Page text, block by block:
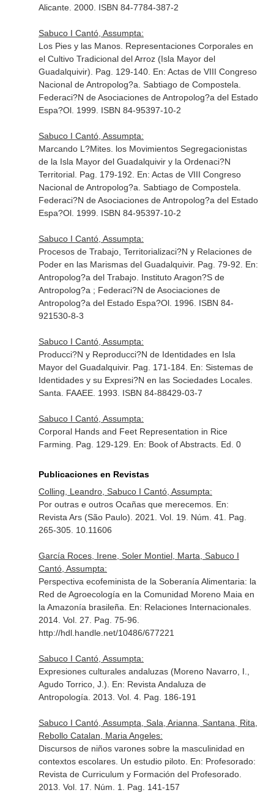
Alicante. 2000. ISBN 84-7784-387-2
Sabuco I Cantó, Assumpta:
Los Pies y las Manos. Representaciones Corporales en
el Cultivo Tradicional del Arroz (Isla Mayor del
Guadalquivir). Pag. 129-140. En: Actas de VIII Congreso
Nacional de Antropolog?a . Sabtiago de Compostela.
Federaci?N de Asociaciones de Antropolog?a del Estado
Espa?Ol. 1999. ISBN 84-95397-10-2
Sabuco I Cantó, Assumpta:
Marcando L?Mites. los Movimientos Segregacionistas
de la Isla Mayor del Guadalquivir y la Ordenaci?N
Territorial. Pag. 179-192. En: Actas de VIII Congreso
Nacional de Antropolog?a . Sabtiago de Compostela.
Federaci?N de Asociaciones de Antropolog?a del Estado
Espa?Ol. 1999. ISBN 84-95397-10-2
Sabuco I Cantó, Assumpta:
Procesos de Trabajo, Territorializaci?N y Relaciones de
Poder en las Marismas del Guadalquivir. Pag. 79-92. En:
Antropolog?a del Trabajo. Instituto Aragon?S de
Antropolog?a ; Federaci?N de Asociaciones de
Antropolog?a del Estado Espa?Ol. 1996. ISBN 84-
921530-8-3
Sabuco I Cantó, Assumpta:
Producci?N y Reproducci?N de Identidades en Isla
Mayor del Guadalquivir. Pag. 171-184. En: Sistemas de
Identidades y su Expresi?N en las Sociedades Locales.
Santa. FAAEE. 1993. ISBN 84-88429-03-7
Sabuco I Cantó, Assumpta:
Corporal Hands and Feet Representation in Rice
Farming. Pag. 129-129. En: Book of Abstracts. Ed. 0
Publicaciones en Revistas
Colling, Leandro, Sabuco I Cantó, Assumpta:
Por outras e outros Ocañas que merecemos. En:
Revista Ars (São Paulo) . 2021. Vol. 19. Núm. 41. Pag.
265-305. 10.11606
García Roces, Irene, Soler Montiel, Marta, Sabuco I
Cantó, Assumpta:
Perspectiva ecofeminista de la Soberanía Alimentaria: la
Red de Agroecología en la Comunidad Moreno Maia en
la Amazonía brasileña. En: Relaciones Internacionales.
2014. Vol. 27. Pag. 75-96.
http://hdl.handle.net/10486/677221
Sabuco I Cantó, Assumpta:
Expresiones culturales andaluzas (Moreno Navarro, I.,
Agudo Torrico, J.). En: Revista Andaluza de
Antropología . 2013. Vol. 4. Pag. 186-191
Sabuco I Cantó, Assumpta, Sala, Arianna, Santana, Rita,
Rebollo Catalan, Maria Angeles:
Discursos de niños varones sobre la masculinidad en
contextos escolares. Un estudio piloto. En: Profesorado:
Revista de Curriculum y Formación del Profesorado.
2013. Vol. 17. Núm. 1. Pag. 141-157